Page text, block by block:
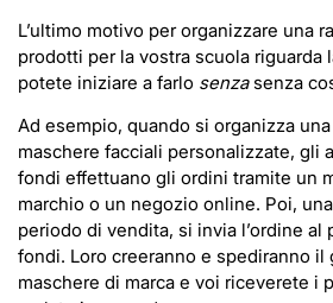
L’ultimo motivo per organizzare una
prodotti per la vostra scuola riguarda
potete iniziare a farlo senzasenza
Ad esempio, quando si organizza
maschere facciali personalizzate, gli
fondi effettuano gli ordini tramite un
marchio o un negozio online. Poi,
periodo di vendita, si invia l’ordine al
fondi. Loro creeranno e spediranno il
maschere di marca e voi riceverete i